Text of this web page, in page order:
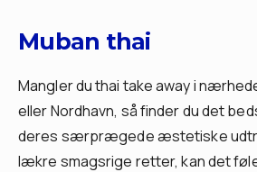
Muban thai
Mangler du thai take away i
eller Nordhavn, så finder du det
deres særprægede æstetiske
lækre smagsrige retter, kan det